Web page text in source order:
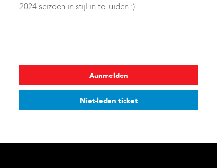
2024 seizoen in stijl in te luiden :)
Aanmelden
Niet-leden ticket